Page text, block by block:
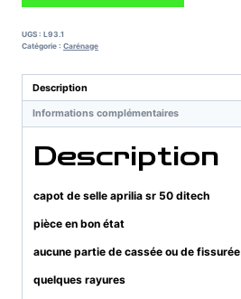
de
selle
50
ditech
UGS : L93.1
Catégorie : Carénage
Description
Informations complémentaires
Description
capot de selle aprilia sr 50 ditech
pièce en bon état
aucune partie de cassée ou de fissurée
quelques rayures